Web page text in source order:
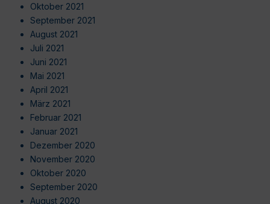
Oktober 2021
September 2021
August 2021
Juli 2021
Juni 2021
Mai 2021
April 2021
März 2021
Februar 2021
Januar 2021
Dezember 2020
November 2020
Oktober 2020
September 2020
August 2020